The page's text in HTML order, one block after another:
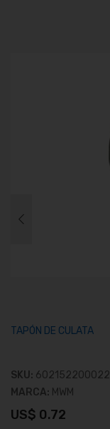
TAPÓN DE CULATA
SKU: 602152200022
MARCA: MWM
US$ 0.72